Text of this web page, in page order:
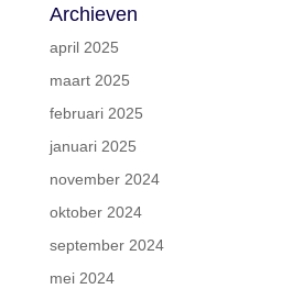
Archieven
april 2025
maart 2025
februari 2025
januari 2025
november 2024
oktober 2024
september 2024
mei 2024